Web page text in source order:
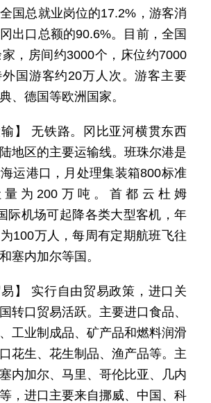
国总就业岗位的17.2%，游客消
出口总额的90.6%。目前，全国
，房间约3000个，床位约7000
国游客约20万人次。游客主要
、德国等欧洲国家。
输】 无铁路。冈比亚河横贯东西
地区的主要运输线。班珠尔港是
运港口，月处理集装箱800标准
为200万吨。首都云杜姆
际机场可起降各类大型客机，年
100万人，每周有定期航班飞往
塞内加尔等国。
易】 实行自由贸易政策，进口关
转口贸易活跃。主要进口食品、
工业制成品、矿产品和燃料润滑
花生、花生制品、渔产品等。主
内加尔、马里、哥伦比亚、几内
，进口主要来自挪威、中国、科